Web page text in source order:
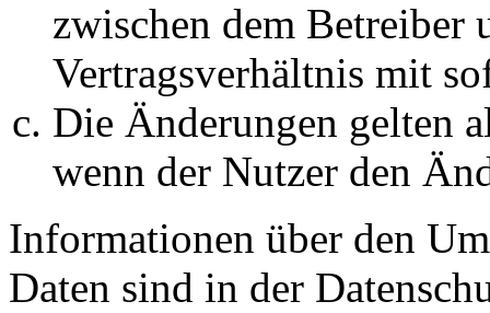
zwischen dem Betreiber
Vertragsverhältnis mit
Die Änderungen gelten
wenn der Nutzer den
Informationen über den
Daten sind in der